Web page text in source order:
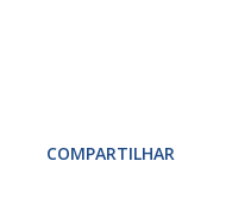
COMPARTILHAR